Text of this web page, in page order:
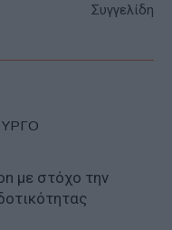
Συγγελίδη
με στόχο την